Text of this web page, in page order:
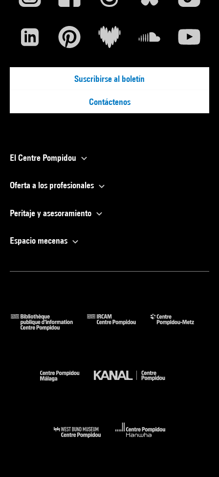
Suscribirse al boletín
Contáctenos
El Centre Pompidou
Oferta a los profesionales
Peritaje y asesoramiento
Espacio mecenas